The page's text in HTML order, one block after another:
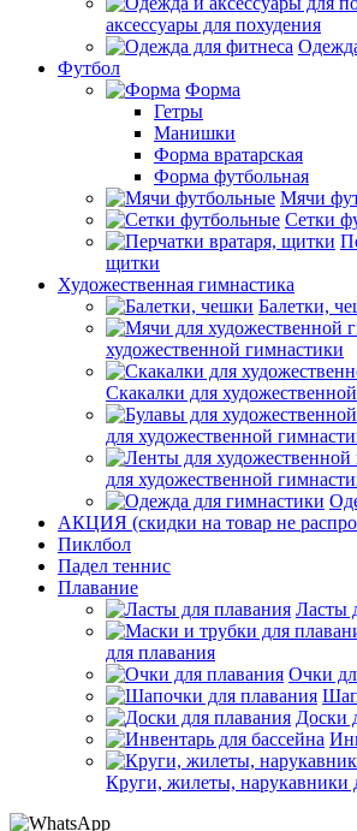
аксессуары для похудения
Футбол
Форма
Гетры
Манишки
Форма вратарская
Форма футбольная
Мячи
Сетки
щитки
Художественная гимнастика
Балетки,
художественной гимнастики
Скакалки для
для художественной
для художественной
АКЦИЯ (скидки на товар не
Пиклбол
Падел теннис
Плавание
Ласты
для плавания
Очки
Доски
Круги, жилеты, нарукавники